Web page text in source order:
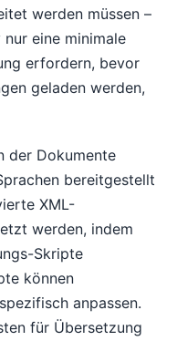
werden müssen –
eine minimale
erfordern, bevor
geladen werden,
der Dokumente
bereitgestellt
XML-
werden, indem
Skripte
können
anpassen.
für Übersetzung